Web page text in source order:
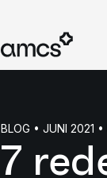
BLOG • JUNI 2021
7